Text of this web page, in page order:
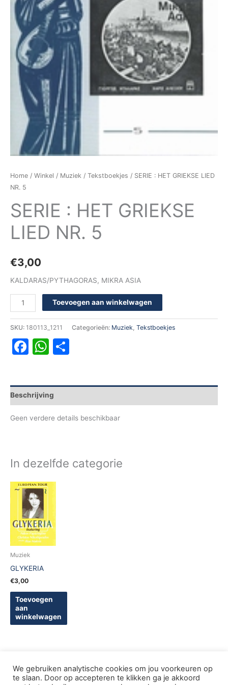
Home / Winkel / Muziek / Tekstboekjes / SERIE : HET GRIEKSE LIED
NR. 5
SERIE : HET GRIEKSE
LIED NR. 5
€3,00
KALDARAS/PYTHAGORAS, MIKRA ASIA
Toevoegen aan winkelwagen
SKU: 180113_1211 Categorieën: Muziek, Tekstboekjes
Facebook
WhatsApp
Beschrijving
Geen verdere details beschikbaar
In dezelfde categorie
Muziek
GLYKERIA
€3,00
Toevoegen
aan
winkelwagen
We gebruiken analytische cookies om jou voorkeuren op
te slaan. Door op accepteren te klikken ga je akkoord